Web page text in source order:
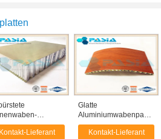
Gebäude täfelt
Kontakt-Lieferant
Glatte
Aluminiumwabenpappe
für Fach-Fach-Riss-
Widerstand
Kontakt-Lieferant